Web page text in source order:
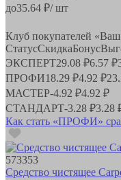
до35.64 ₽/ шт
Клуб покупателей
СтатусСкидкаБонус
ЭКСПЕРТ29.08 ₽6.57 ₽
ПРОФИ18.29 ₽4.92 ₽
МАСТЕР-4.92 ₽4.92 ₽
СТАНДАРТ-3.28 ₽3.28
Как стать «ПРОФИ»
573353
Средство чистящее